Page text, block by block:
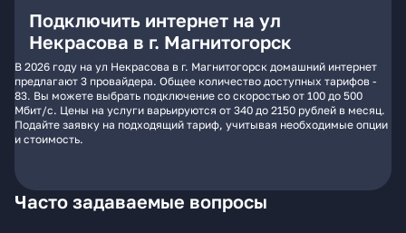
Подключить интернет на ул
Некрасова в г. Магнитогорск
В 2026 году на ул Некрасова в г. Магнитогорск домашний интернет
предлагают 3 провайдера. Общее количество доступных тарифов -
83. Вы можете выбрать подключение со скоростью от 100 до 500
Мбит/с. Цены на услуги варьируются от 340 до 2150 рублей в месяц.
Подайте заявку на подходящий тариф, учитывая необходимые опции
и стоимость.
Часто задаваемые вопросы